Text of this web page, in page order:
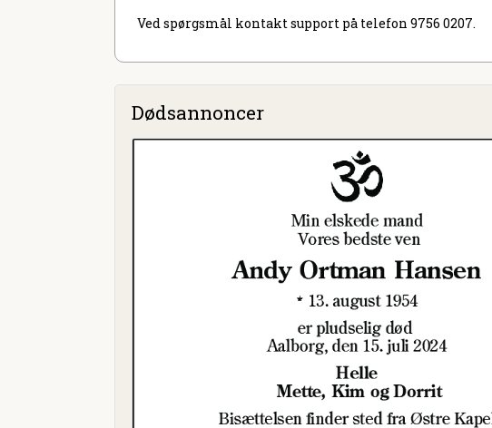
Ved spørgsmål kontakt support på telefon 9756 0207.
Dødsannoncer